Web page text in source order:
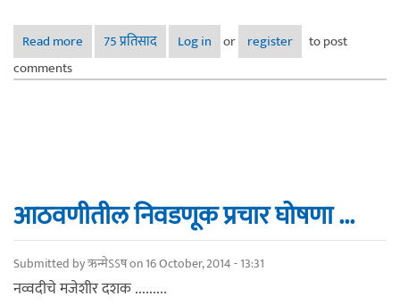
Read more
about मराठी भाषा गौरव दिवस २०२२: घोषणा (उपक्रम २५ फेब्रुवारी
ते २ मार्च)
75 प्रतिसाद Log in or register
to post
comments
आठवणीतील निवडणूक प्रचार घोषणा ...
Submitted byऋन्मेऽऽषon 16 October, 2014 - 13:31
नव्वदीचे मजेशीर दशक .........